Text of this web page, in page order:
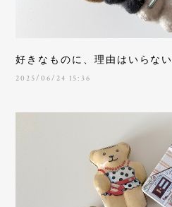
好きなものに、理由はいらない
2025/06/24 15:36